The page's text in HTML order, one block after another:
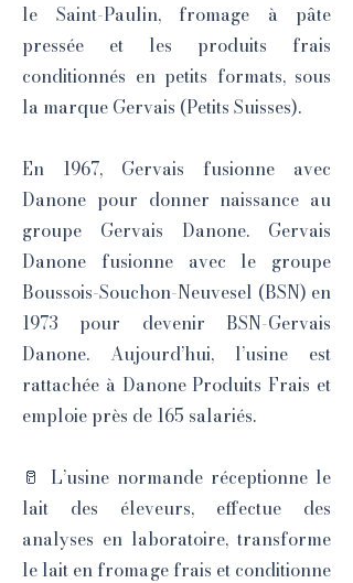
le Saint-Paulin, fromage à pâte
pressée et les produits frais
conditionnés en petits formats, sous
la marque Gervais (Petits Suisses).
En 1967, Gervais fusionne avec
Danone pour donner naissance au
groupe Gervais Danone. Gervais
Danone fusionne avec le groupe
Boussois-Souchon-Neuvesel (BSN) en
1973 pour devenir BSN-Gervais
Danone. Aujourd’hui, l’usine est
rattachée à Danone Produits Frais et
emploie près de 165 salariés.
🥛 L’usine normande réceptionne le
lait des éleveurs, effectue des
analyses en laboratoire, transforme
le lait en fromage frais et conditionne